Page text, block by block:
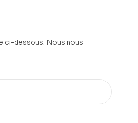
ci-dessous. Nous nous